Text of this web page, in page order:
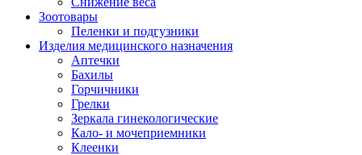
Зоотовары
Пеленки и подгузники
Изделия медицинского назначения
Аптечки
Бахилы
Горчичники
Грелки
Зеркала гинекологические
Кало- и мочеприемники
Клеенки